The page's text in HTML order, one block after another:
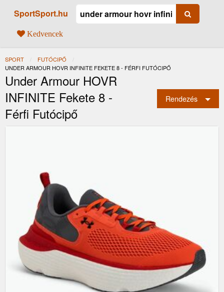
SportSport.hu
Kedvencek
SPORT
FUTÓCIPŐ
JELENLEGI:
UNDER ARMOUR HOVR INFINITE FEKETE 8 - FÉRFI FUTÓCIPŐ
Under Armour HOVR
INFINITE Fekete 8 -
Férfi Futócipő
Rendezés